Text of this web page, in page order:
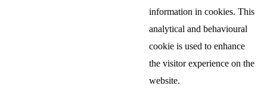
information in cookies. This
analytical and behavioural
cookie is used to enhance
the visitor experience on the
website.